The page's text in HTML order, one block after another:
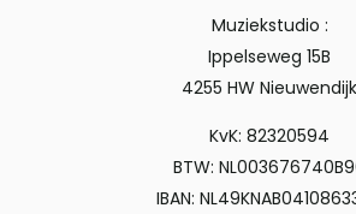
Muziekstudio :
Ippelseweg 15B
4255 HW Nieuwendijk
KvK: 82320594
BTW:
IBAN: